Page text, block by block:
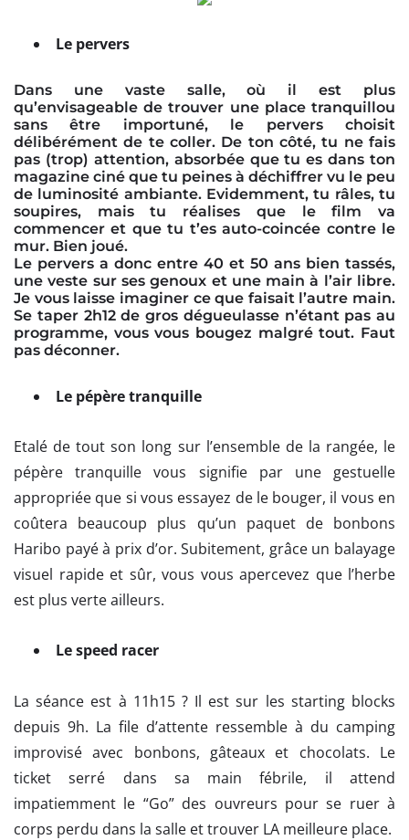
Le pervers
Dans une vaste salle, où il est plus
qu’envisageable de trouver une place tranquillou
sans être importuné, le pervers choisit
délibérément de te coller. De ton côté, tu ne fais
pas (trop) attention, absorbée que tu es dans ton
magazine ciné que tu peines à déchiffrer vu le peu
de luminosité ambiante. Evidemment, tu râles, tu
soupires, mais tu réalises que le film va
commencer et que tu t’es auto-coincée contre le
mur. Bien joué.
Le pervers a donc entre 40 et 50 ans bien tassés,
une veste sur ses genoux et une main à l’air libre.
Je vous laisse imaginer ce que faisait l’autre main.
Se taper 2h12 de gros dégueulasse n’étant pas au
programme, vous vous bougez malgré tout. Faut
pas déconner.
Le pépère tranquille
Etalé de tout son long sur l’ensemble de la rangée, le
pépère tranquille vous signifie par une gestuelle
appropriée que si vous essayez de le bouger, il vous en
coûtera beaucoup plus qu’un paquet de bonbons
Haribo payé à prix d’or. Subitement, grâce un balayage
visuel rapide et sûr, vous vous apercevez que l’herbe
est plus verte ailleurs.
Le speed racer
La séance est à 11h15 ? Il est sur les starting blocks
depuis 9h. La file d’attente ressemble à du camping
improvisé avec bonbons, gâteaux et chocolats. Le
ticket serré dans sa main fébrile, il attend
impatiemment le “Go” des ouvreurs pour se ruer à
corps perdu dans la salle et trouver LA meilleure place.